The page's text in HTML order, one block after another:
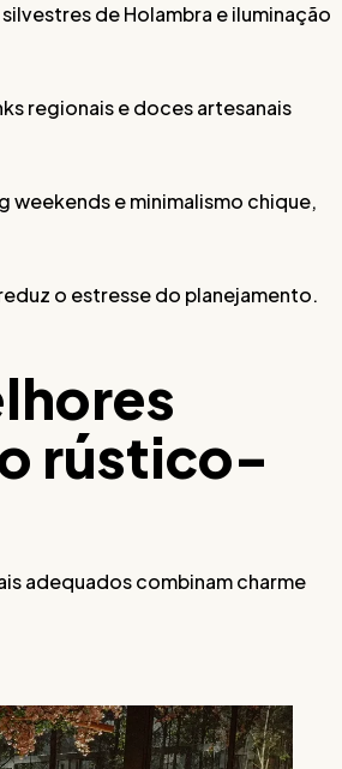
de Holambra e iluminação
regionais e doces artesanais
e minimalismo chique,
o estresse do planejamento.
rústico-
adequados combinam charme